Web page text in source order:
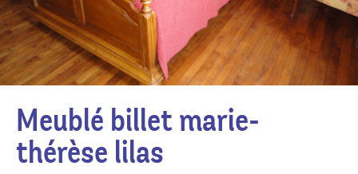
Meublé billet marie-
thérèse lilas